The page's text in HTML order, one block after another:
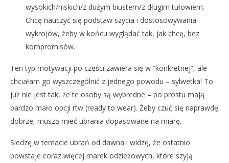
wysokich/niskich/z dużym biustem/z długim tułowiem.
Chcę nauczyć się podstaw szycia i dostosowywania
wykrojów, żeby w końcu wyglądać tak, jak chcę, bez
kompromisów.
Ten typ motywacji po części zawiera się w “konkretnej”, ale
chciałam go wyszczególnić z jednego powodu – sylwetka! To
już nie jest tak, że te osoby są wybredne – po prostu mają
bardzo mało opcji rtw (ready to wear). Żeby czuć się naprawdę
dobrze, muszą mieć ubrania dopasowane na miarę.
Siedzę w temacie ubrań od dawna i widzę, że ostatnio
powstaje coraz więcej marek odzieżowych, które szyją